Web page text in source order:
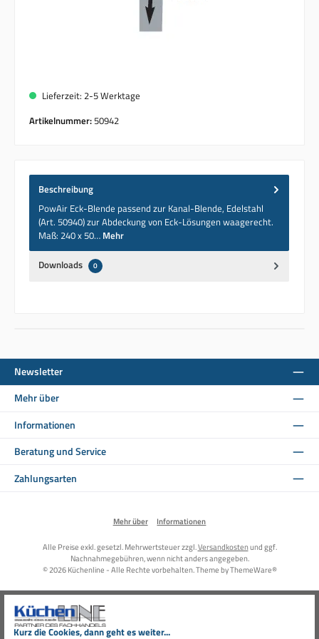
Kurz die Cookies, dann geht es weiter...
Lieferzeit: 2-5 Werktage
Artikelnummer:50942
Beschreibung
PowAir Eck-Blende passend zur Kanal-Blende, Edelstahl
(Art. 50940) zur Abdeckung von Eck-Lösungen waagerecht.
Maß: 240 x 50… Mehr
Downloads 0
Newsletter
Mehr über
Informationen
Beratung und Service
Zahlungsarten
Mehr über Informationen
Alle Preise exkl. gesetzl. Mehrwertsteuer zzgl.Versandkostenund ggf.
Nachnahmegebühren, wenn nicht anders angegeben.
© 2026 Küchenline - Alle Rechte vorbehalten. Theme byThemeWare®